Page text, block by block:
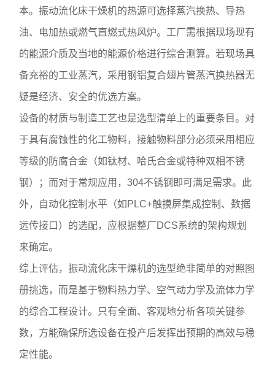
本。振动流化床干燥机的热源可选择蒸汽换热、导热
油、电加热或燃气直燃式热风炉。工厂需根据现场现有
的能源介质及当地的能源价格进行综合测算。若现场具
备充裕的工业蒸汽，采用钢铝复合翅片管蒸汽换热器无
疑是经济、安全的优选方案。
设备的材质与制造工艺也是选型清单上的重要条目。对
于具有腐蚀性的化工物料，接触物料部分必须采用相应
等级的防腐合金（如钛材、哈氏合金或特种双相不锈
钢）；而对于常规应用，304不锈钢即可满足需求。此
外，自动化控制水平（如PLC+触摸屏集成控制、数据
远传接口）的选配，应根据整厂DCS系统的架构规划
来确定。
综上评估，振动流化床干燥机的选型绝非简单的对照图
册挑选，而是基于物料热力学、空气动力学及流体力学
的综合工程设计。只有全面、客观地分析各项关键参
数，方能确保所选设备在投产后发挥出预期的高效与稳
定性能。